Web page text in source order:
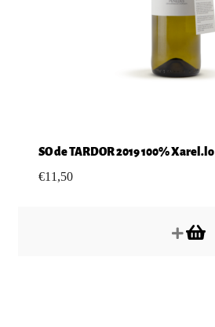
SO de TARDOR 2019 100% Xarel.lo
€11,50